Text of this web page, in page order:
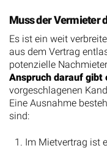
Muss der Vermieter
Es ist ein weit
aus dem Vertrag
potenzielle
Anspruch darauf gibt
vorgeschlagenen
Eine Ausnahme
sind:
Im Mietvertrag ist